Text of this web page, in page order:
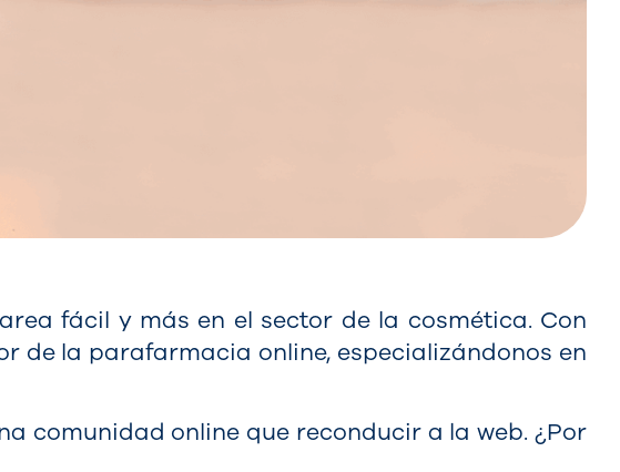
fácil y más en el sector de la cosmética. Con
de la parafarmacia online, especializándonos en
comunidad online que reconducir a la web. ¿Por